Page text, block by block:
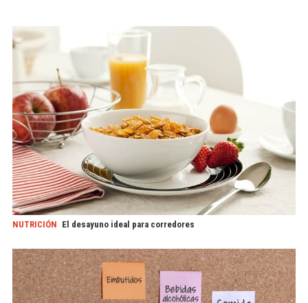
NUTRICIÓN El desayuno ideal para corredores